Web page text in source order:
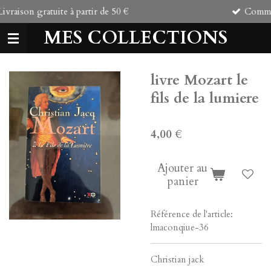
Passer
au
contenu
principal
MES COLLECTIONS
de 50 € Commandé avant 17h00,
livre Mozart le
fils de la lumiere
4,00 €
Ajouter au
panier
Référence de l'article:
lmaconqiue-36
Christian jack